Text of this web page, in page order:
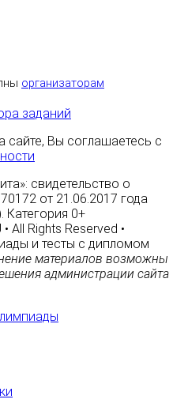
организаторам
заданий
Вы соглашаетесь с
свидетельство о
от 21.06.2017 года
0+
All Rights Reserved •
и тесты с дипломом
материалов возможны
администрации сайта